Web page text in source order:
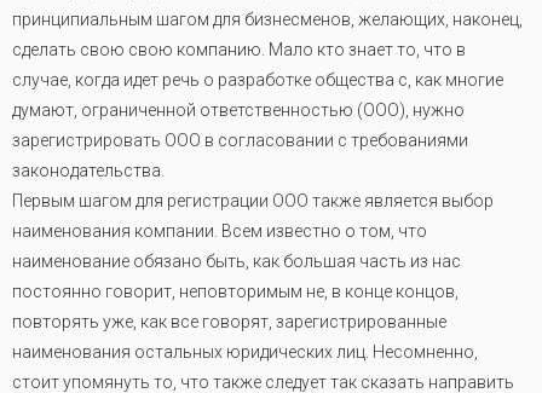
принципиальным шагом для бизнесменов, желающих, наконец,
сделать свою свою компанию. Мало кто знает то, что в
случае, когда идет речь о разработке общества с, как многие
думают, ограниченной ответственностью (ООО), нужно
зарегистрировать ООО в согласовании с требованиями
законодательства.
Первым шагом для регистрации ООО также является выбор
наименования компании. Всем известно о том, что
наименование обязано быть, как большая часть из нас
постоянно говорит, неповторимым не, в конце концов,
повторять уже, как все говорят, зарегистрированные
наименования остальных юридических лиц. Несомненно,
стоит упомянуть то, что также следует так сказать направить